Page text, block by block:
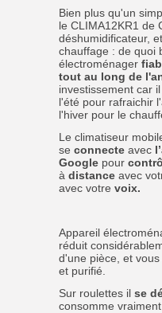
Bien plus qu'un
le CLIMA12KR1 de
déshumidificateur,
chauffage : de quoi
électroménager
tout au long de
investissement car
l'été pour rafraichir
l'hiver pour le
Le climatiseur
se connecte avec
Google pour
à distance avec
avec votre voix.
Appareil
réduit
d'une pièce, et
et purifié.
Sur roulettes il se
consomme